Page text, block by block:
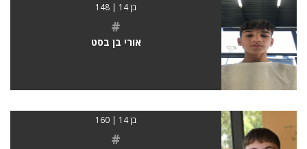
בן 14 | 148
#
אורי בן בסט
בן 14 | 160
#